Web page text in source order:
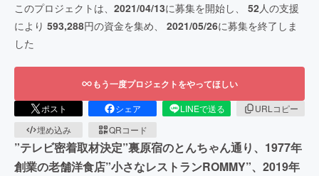
このプロジェクトは、 2021/04/13に募集を開始し、 52人の支援
により 593,288円の資金を集め、 2021/05/26に募集を終了しま
した
もう一度プロジェクトをやってほしい
ポスト シェア LINEで送る
URLコピー
埋め込み
QRコード
”テレビ密着取材決定”裏原宿のとんちゃん通り、1977年
創業の老舗洋食店”小さなレストランROMMY”、2019年